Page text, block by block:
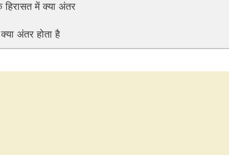
हिरासत में क्या अंतर
अंतर होता है